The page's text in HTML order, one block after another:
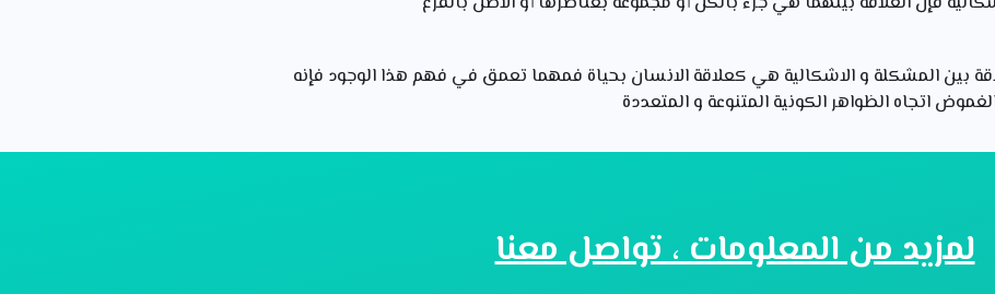
بين المشكلة و الاشكالية هي كعلاقة الانسان بحياة فمهما تعمق في فهم هذا الوجود فإنه
اتجاه الظواهر الكونية المتنوعة و المتعددة
لمزيد من المعلومات ، تواصل معنا